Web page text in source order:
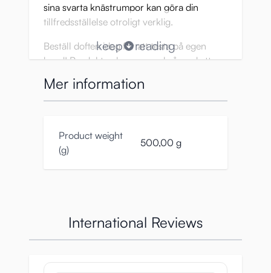
sina svarta knästrumpor kan göra din
tillfredsställelse otroligt verklig.
Beställ doften idag för att testa på egen
hand! Produkten kommer också med ett par
strumpor. Du kan med fördel använda
doften tillsammans med dem. Den är stark
och realistisk, så den kommer att sitta på
Föredrar du tjejer i vita strumpor? Kolla in
den här produkten.
keep reading
Mer information
Product weight
(g)
500,00 g
International Reviews